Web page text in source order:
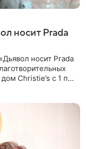
носит Prada
носит Prada
Christie’s с 1 по